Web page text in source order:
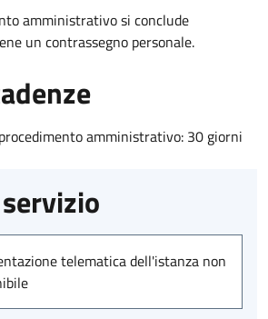
amministrativo si conclude
un contrassegno personale.
amministrativo: 30 giorni
telematica dell'istanza non